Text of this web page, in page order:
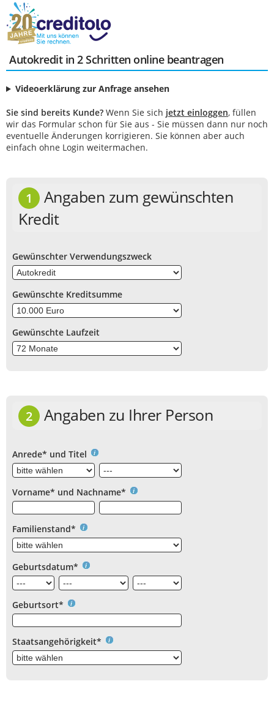
Autokredit in 2 Schritten online beantragen
Videoerklärung zur Anfrage ansehen
Sie sind bereits Kunde? Wenn Sie sich jetzt einloggen, füllen
wir das Formular schon für Sie aus - Sie müssen dann nur noch
eventuelle Änderungen korrigieren. Sie können aber auch
einfach ohne Login weitermachen.
1
Angaben zum gewünschten
Kredit
Gewünschter Verwendungszweck
Gewünschte Kreditsumme
Gewünschte Laufzeit
2 Angaben zu Ihrer Person
Anrede* und Titel
Vorname* und Nachname*
Familienstand*
Geburtsdatum*
Geburtsort*
Staatsangehörigkeit*